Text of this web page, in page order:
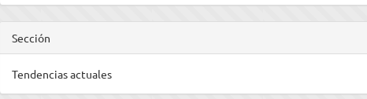
Sección
Tendencias actuales